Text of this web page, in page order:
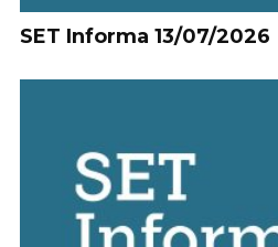
SET Informa 13/07/2026